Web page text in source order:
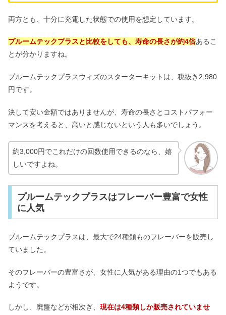
両方とも、十分に充電した状態での使用を想定しています。
プルームテックプラスと比較をしても、寿命の長さが約4倍あるこ
とが分かりますね。
プルームテックプラスウィズのスターターキットは、税抜き2,980
円です。
決して安い金額ではありませんが、寿命の長さとコストパフォー
マンスを考えると、高いと感じないという人も多いでしょう。
約3,000円でこれだけの回数使用できるのなら、嬉
しいですよね。
プルームテックプラスはフレーバー豊富で女性
に人気
プルームテックプラスは、最大で24種類ものフレーバーを販売し
ていました。
そのフレーバーの豊富さが、女性に人気がある理由の1つでもある
ようです。
しかし、廃盤などが相次ぎ、 現在は4種類しか販売されていませ